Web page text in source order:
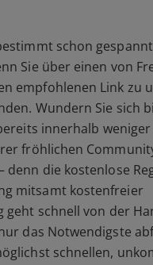
schon
Sie über einen von
empfohlenen Link zu
Wundern Sie sich
innerhalb
fröhlichen
denn die kostenlose
mitsamt kostenfreier
geht schnell von der
das Notwendigste
schnellen,